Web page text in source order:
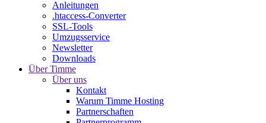
Anleitungen
.htaccess-Converter
SSL-Tools
Umzugsservice
Newsletter
Downloads
Über Timme
Über uns
Kontakt
Warum Timme Hosting
Partnerschaften